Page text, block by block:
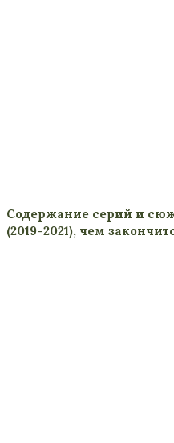
Содержание серий и
(2019-2021), чем